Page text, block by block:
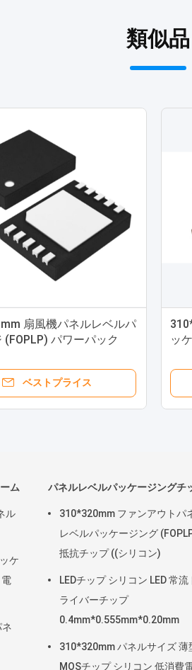
類似品
扇風機パネルレベルパ
(FOPLP) パワーパック
ベストプライス
ッ
ム
ル
ケ
パネルレベルパッケージングチ
310*320mm ファンアウトパ
レベルパッケージング
抵抗チップ ((シリコン)
LEDチップ シリコン LED 常流
ライバーチップ
0.4mm*0.555mm*0.20mm
310*320mm パネルサイズ 薄
MOSチップ シリコン 低消費